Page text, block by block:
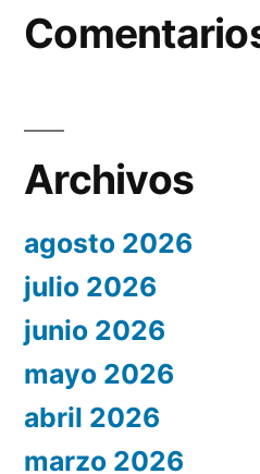
Archivos
agosto 2026
julio 2026
junio 2026
mayo 2026
abril 2026
marzo 2026